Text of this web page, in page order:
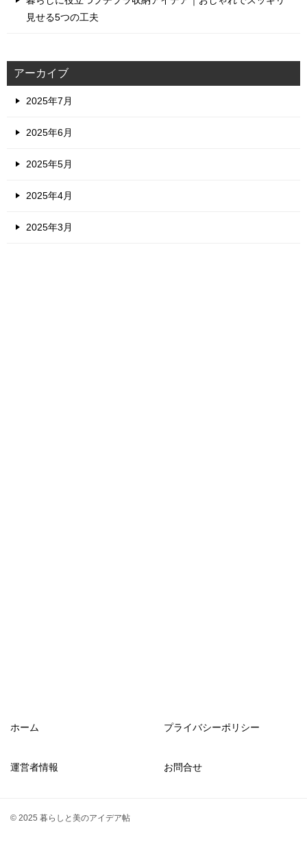
見せる5つの工夫
アーカイブ
2025年7月
2025年6月
2025年5月
2025年4月
2025年3月
ホーム プライバシーポリシー
運営者情報 お問合せ
© 2025 暮らしと美のアイデア帖